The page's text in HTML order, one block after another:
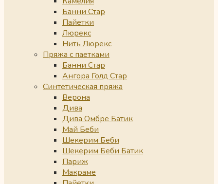
Банни Стар
Пайетки
Люрекс
Нить Люрекс
Пряжа с паетками
Банни Стар
Ангора Голд Стар
Синтетическая пряжа
Верона
Дива
Дива Омбре Батик
Май Беби
Шекерим Беби
Шекерим Беби Батик
Париж
Макраме